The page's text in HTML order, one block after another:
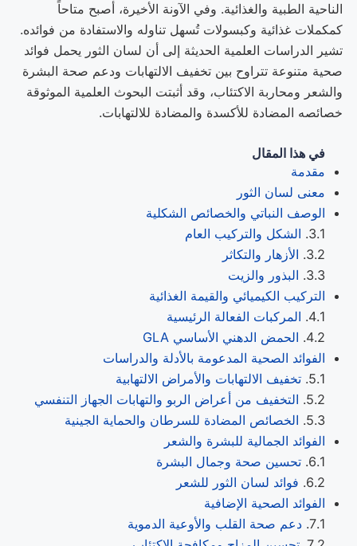
الناحية الطبية والغذائية. وفي الآونة الأخيرة، أصبح متاحاً
كمكملات غذائية وكبسولات تُسهل تناوله والاستفادة من فوائده.
تشير الدراسات العلمية الحديثة إلى أن لسان الثور يحمل فوائد
صحية متنوعة تتراوح بين تخفيف الالتهابات ودعم صحة البشرة
والشعر ومحاربة الاكتئاب، وقد أثبتت البحوث العلمية الموثوقة
خصائصه المضادة للأكسدة والمضادة للالتهابات.
في هذا المقال
مقدمة
معنى لسان الثور
الوصف النباتي والخصائص الشكلية
الشكل والتركيب العام
الأزهار والتكاثر
البذور والزيت
التركيب الكيميائي والقيمة الغذائية
المركبات الفعالة الرئيسية
الحمض الدهني الأساسي GLA
الفوائد الصحية المدعومة بالأدلة والدراسات
تخفيف الالتهابات والأمراض الالتهابية
التخفيف من أعراض الربو والتهابات الجهاز التنفسي
الخصائص المضادة للسرطان والحماية الجينية
الفوائد الجمالية للبشرة والشعر
تحسين صحة وجمال البشرة
فوائد لسان الثور للشعر
الفوائد الصحية الإضافية
دعم صحة القلب والأوعية الدموية